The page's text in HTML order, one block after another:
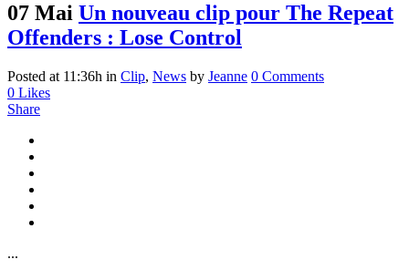
07 Mai Un nouveau clip pour The Repeat
Offenders : Lose Control
Posted at 11:36h in Clip, News by Jeanne 0 Comments
0 Likes
Share
...